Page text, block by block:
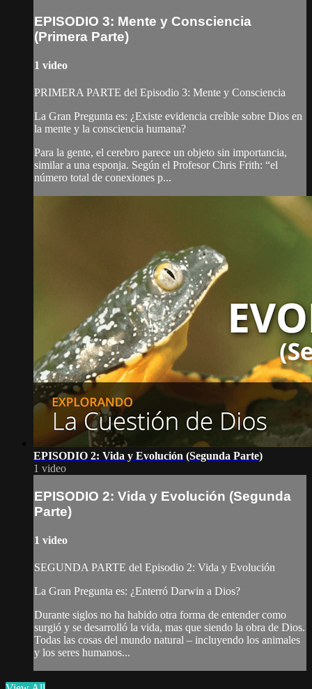
EPISODIO 3: Mente y Consciencia
(Primera Parte)
1 video
PRIMERA PARTE del Episodio 3: Mente y Consciencia
La Gran Pregunta es: ¿Existe evidencia creíble sobre Dios en
la mente y la consciencia humana?
Para la gente, el cerebro parece un objeto sin importancia,
similar a una esponja. Según el Profesor Chris Frith: “el
número total de conexiones p...
EPISODIO 2: Vida y Evolución (Segunda Parte)
1 video
EPISODIO 2: Vida y Evolución (Segunda
Parte)
1 video
SEGUNDA PARTE del Episodio 2: Vida y Evolución
La Gran Pregunta es: ¿Enterró Darwin a Dios?
Durante siglos no ha habido otra forma de entender como
surgió y se desarrolló la vida, mas que siendo la obra de Dios.
Todas las cosas del mundo natural – incluyendo los animales
y los seres humanos...